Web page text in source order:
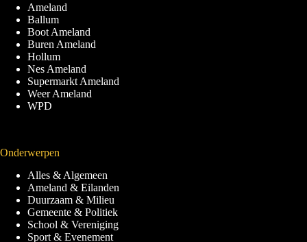
Ameland
Ballum
Boot Ameland
Buren Ameland
Hollum
Nes Ameland
Supermarkt Ameland
Weer Ameland
WPD
Onderwerpen
Alles & Algemeen
Ameland & Eilanden
Duurzaam & Milieu
Gemeente & Politiek
School & Vereniging
Sport & Evenement